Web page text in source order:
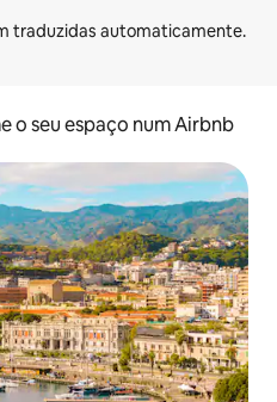
o seu espaço num Airbnb